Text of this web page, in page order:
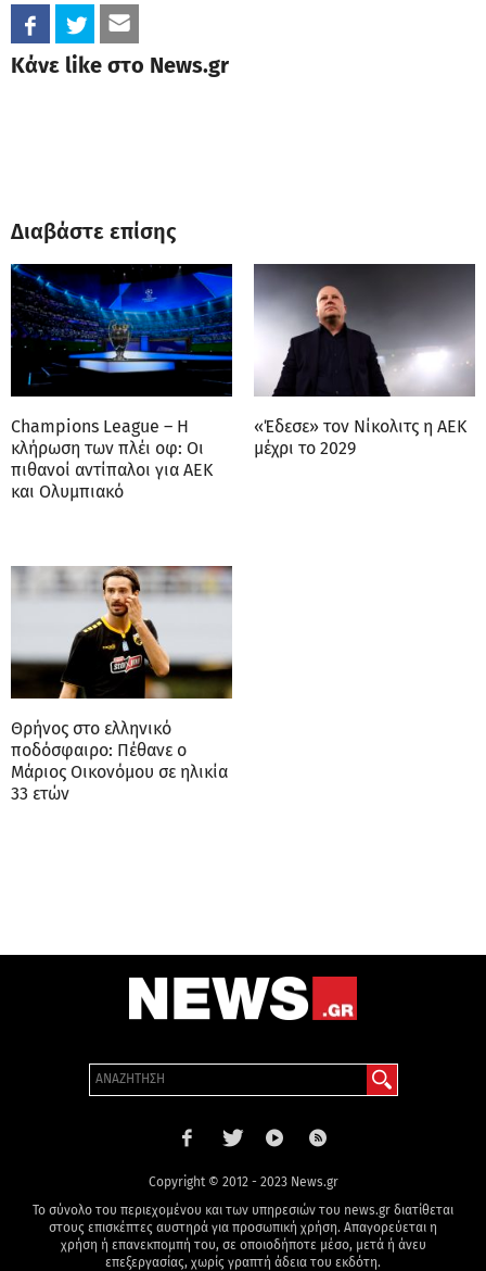
Κάνε like στο News.gr
Διαβάστε επίσης
Champions League – Η
κλήρωση των πλέι οφ: Οι
πιθανοί αντίπαλοι για ΑΕΚ
και Ολυμπιακό
«Έδεσε» τον Νίκολιτς η ΑΕΚ
μέχρι το 2029
Θρήνος στο ελληνικό
ποδόσφαιρο: Πέθανε ο
Μάριος Οικονόμου σε ηλικία
33 ετών
Copyright © 2012 - 2023 News.gr
Το σύνολο του περιεχομένου και των υπηρεσιών του news.gr διατίθεται
στους επισκέπτες αυστηρά για προσωπική χρήση. Απαγορεύεται η
χρήση ή επανεκπομπή του, σε οποιοδήποτε μέσο, μετά ή άνευ
επεξεργασίας, χωρίς γραπτή άδεια του εκδότη.